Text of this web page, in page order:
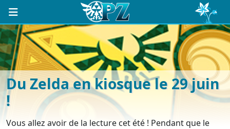
Du Zelda en kiosque le 29 juin
!
Vous allez avoir de la lecture cet été ! Pendant que le